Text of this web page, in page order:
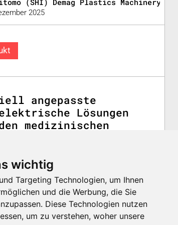
wichtig
Targeting Technologien, um Ihnen
und die Werbung, die Sie
Diese Technologien nutzen
um zu verstehen, woher unsere
2025
angepasste
Lösungen
medizinischen
Compliance-
und Maschinensteuerungsschutz
sind, wurden sorgfältig entwickelt, um
Anforderungen der Produktion
Anwendungen zu erfüllen.